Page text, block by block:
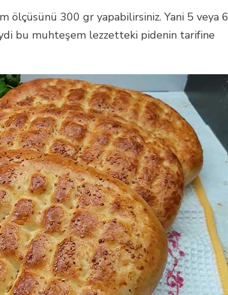
300 gr yapabilirsiniz. Yani 5 veya 6
bu muhteşem lezzetteki pidenin tarifine